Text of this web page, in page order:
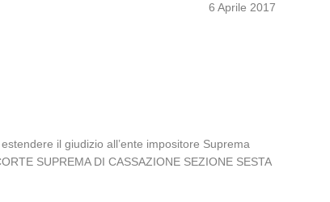
6 Aprile 2017
il giudizio all’ente impositore Suprema
SUPREMA DI CASSAZIONE SEZIONE SESTA